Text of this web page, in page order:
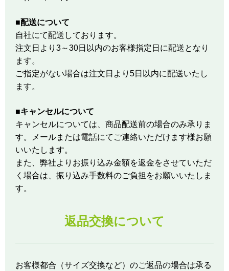
■配送について
自社にて配送しております。
注文日より3～30日以内のお客様指定日に配送となり
ます。
ご指定がない場合は注文日より5日以内に配送いたし
ます。
■キャンセルについて
キャンセルについては、商品配送前の場合のみ承りま
す。メールまたは電話にてご連絡いただけます様お願
いいたします。
また、弊社よりお振り込み金額を返金をさせていただ
く場合は、振り込み手数料のご負担をお願いいたしま
す。
返品交換について
お客様都合（サイズ交換など）のご返品の場合は承る